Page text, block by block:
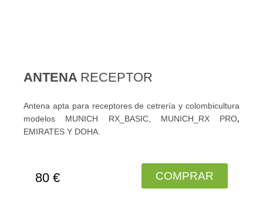
ANTENA RECEPTOR
Antena apta para receptores de cetrería y colombicultura
modelos MUNICH RX_BASIC, MUNICH_RX PRO,
EMIRATES Y DOHA.
80 € COMPRAR